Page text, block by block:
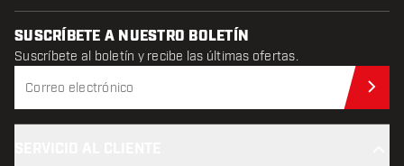
SUSCRÍBETE A NUESTRO BOLETÍN
Suscríbete al boletín y recibe las últimas ofertas.